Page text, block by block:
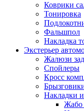
Коврики
Тонировка
Фальшпол
Накладка
Экстерьер
Жалюзи
Спойлеры
Кросс
Накладки
Жабо